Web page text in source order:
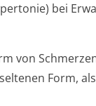
bei
von
Form,